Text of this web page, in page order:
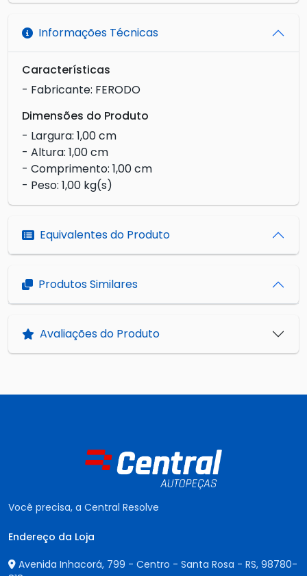
Informações Técnicas
Características
- Fabricante: FERODO
Dimensões do Produto
- Largura: 1,00 cm
- Altura: 1,00 cm
- Comprimento: 1,00 cm
- Peso: 1,00 kg(s)
Equivalentes do Produto
Produtos Similares
Avaliações do Produto
Você precisa, a Central Resolve
Endereço da Loja
Avenida Inhacorá, 799 - Centro - Santa Rosa - RS, 98780-